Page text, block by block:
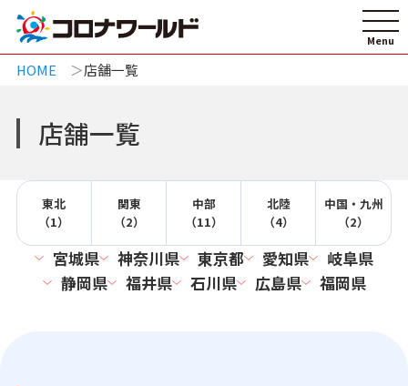
HOME 店舗一覧
店舗一覧
東北
（1）
関東
（2）
中部
（11）
北陸
（4）
中国・九州
（2）
宮城県 神奈川県 東京都 愛知県
岐阜県
静岡県
福井県 石川県 広島県 福岡県